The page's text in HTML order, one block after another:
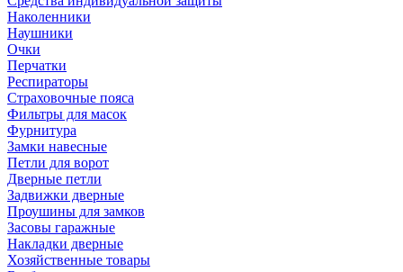
Наколенники
Наушники
Очки
Перчатки
Респираторы
Страховочные пояса
Фильтры для масок
Фурнитура
Замки навесные
Петли для ворот
Дверные петли
Задвижки дверные
Проушины для замков
Засовы гаражные
Накладки дверные
Хозяйственные товары